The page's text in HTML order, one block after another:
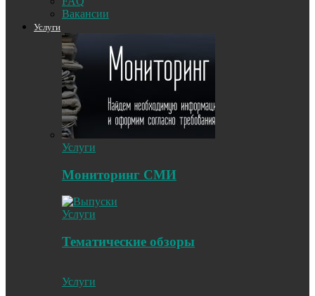
Вакансии
Услуги
Услуги
Мониторинг СМИ
Услуги
Тематические обзоры
Услуги